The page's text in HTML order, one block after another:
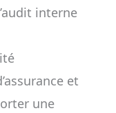
interne
et
une